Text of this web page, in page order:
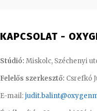
KAPCSOLAT -
Stúdió: Miskolc, Széchenyi
Felelős szerkesztő: Csrefkó
E-mail: